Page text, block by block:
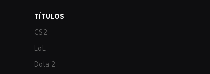
TÍTULOS
CS2
LoL
Dota 2